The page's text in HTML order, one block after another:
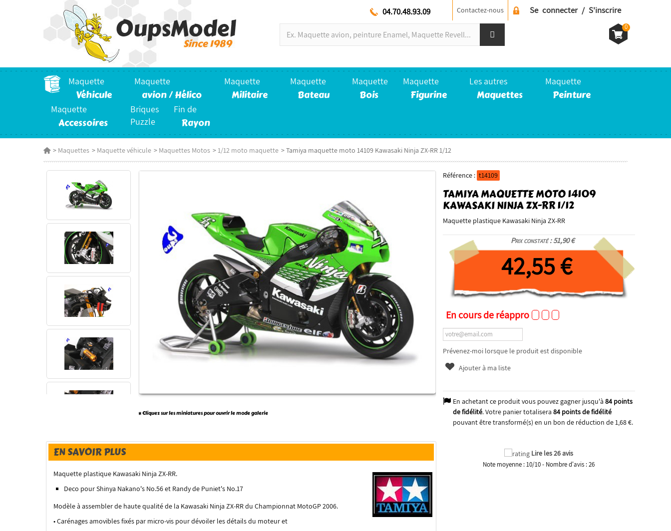
Se connecter / S'inscrire
Contactez-nous
04.70.48.93.09
0
Maquette
Véhicule
Maquette
avion / Hélico
Maquette
Militaire
Maquette
Bateau
Maquette
Bois
Maquette
Figurine
Les autres
Maquettes
Maquette
Peinture
Maquette
Accessoires
Briques
Puzzle
Fin de
Rayon
> Maquettes > Maquette véhicule > Maquettes Motos >1/12 moto maquette >Tamiya maquette moto 14109 Kawasaki Ninja ZX-RR 1/12
Référence : t14109
TAMIYA MAQUETTE MOTO 14109
KAWASAKI NINJA ZX-RR 1/12
Maquette plastique Kawasaki Ninja ZX-RR
Prix constaté : 51,90 €
42,55 €
En cours de réappro
Prévenez-moi lorsque le produit est disponible
Ajouter à ma liste
En achetant ce produit vous pouvez gagner jusqu'à 84points
de fidélité. Votre panier totalisera 84points de fidélité
pouvant être transformé(s) en un bon de réduction de1,68 €.
Lire les 26 avis
Note moyenne :10/10- Nombre d'avis :26
* Cliquez sur les miniatures pour ouvrir le mode galerie
EN SAVOIR PLUS
Maquette plastique Kawasaki Ninja ZX-RR.
Deco pour Shinya Nakano's No.56 et Randy de Puniet's No.17
Modèle à assembler de haute qualité de la Kawasaki Ninja ZX-RR du Championnat MotoGP 2006.
• Carénages amovibles fixés par micro-vis pour dévoiler les détails du moteur et